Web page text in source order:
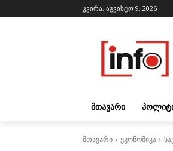
კვირა, აგვისტო 9, 2026
ᲛᲗᲐᲕᲐᲠᲘ
მთავარი ეკონომიკა